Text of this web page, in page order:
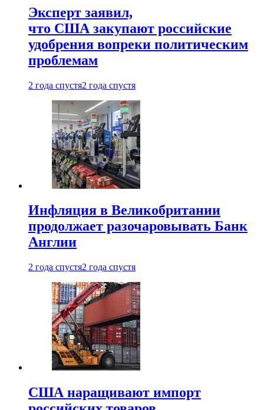
Эксперт заявил,
что США закупают российские
удобрения вопреки политическим
проблемам
2 года спустя2 года спустя
Инфляция в Великобритании
продолжает разочаровывать Банк
Англии
2 года спустя2 года спустя
США наращивают импорт